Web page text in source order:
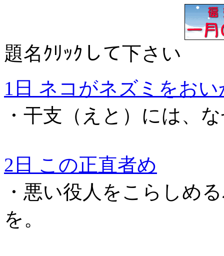
題名ｸﾘｯｸして下さい
1日 ネコがネズミをお
・干支（えと）には、
2日 この正直者め
・悪い役人をこらしめ
を。